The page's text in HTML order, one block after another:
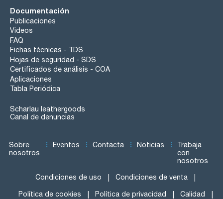
Documentación
Publicaciones
Videos
FAQ
Fichas técnicas - TDS
Hojas de seguridad - SDS
Certificados de análisis - COA
Aplicaciones
Tabla Periódica
Scharlau leathergoods
Canal de denuncias
Sobre
nosotros
Eventos Contacta Noticias
Trabaja
con
nosotros
Condiciones de uso Condiciones de venta
Política de cookies Política de privacidad Calidad